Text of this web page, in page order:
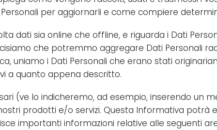
per aggiornarli e come compiere
dati sia online che offline, e riguarda i Dati
che potremmo aggregare Dati Personali
uniamo i Dati Personali che erano stati
a quanto appena descritto.
(ve lo indicheremo, ad esempio, inserendo un
prodotti e/o servizi. Questa Informativa potrà
importanti informazioni relative alle seguenti